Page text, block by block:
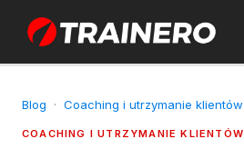
Blog · Coaching i utrzymanie klientów
COACHING I UTRZYMANIE KLIENTÓW